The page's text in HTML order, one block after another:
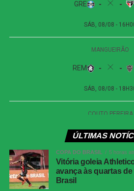
Próximos jogos
de ida das oitavas de final)
Data e horário:02.08
Local:Beira-Rio, em Porto
Athletico-PR x Vitória|
ida das oitavas de final)
Data e horário:03.08
Brasília)
ÚLTIMAS
COPA DO BRASIL 5 horas
Vitória goleia
avança às quartas
Brasil